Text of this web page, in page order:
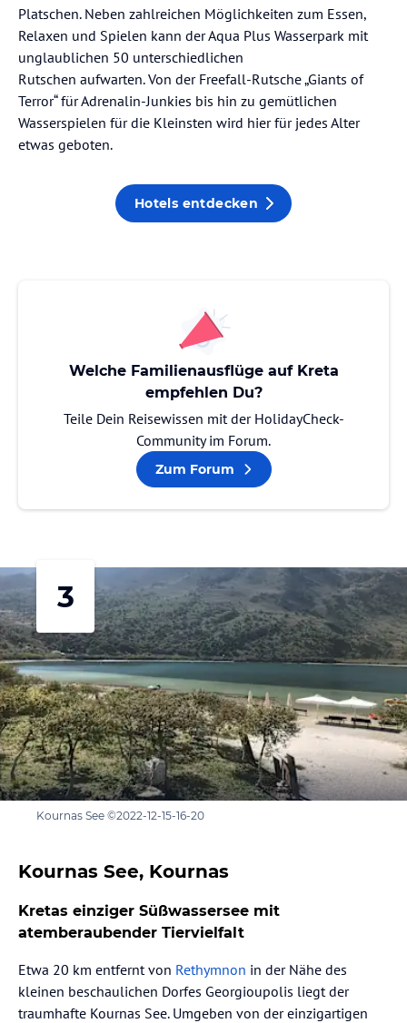
Platschen. Neben zahlreichen Möglichkeiten zum Essen,
Relaxen und Spielen kann der Aqua Plus Wasserpark mit
unglaublichen 50 unterschiedlichen
Rutschen aufwarten. Von der Freefall-Rutsche „Giants of
Terror“ für Adrenalin-Junkies bis hin zu gemütlichen
Wasserspielen für die Kleinsten wird hier für jedes Alter
etwas geboten.
Hotels entdecken
Welche Familienausflüge auf Kreta
empfehlen Du?
Teile Dein Reisewissen mit der HolidayCheck-
Community im Forum.
Zum Forum
3
Kournas See ©2022-12-15-16-20
Kournas See, Kournas
Kretas einziger Süßwassersee mit
atemberaubender Tiervielfalt
Etwa 20 km entfernt von Rethymnon in der Nähe des
kleinen beschaulichen Dorfes Georgioupolis liegt der
traumhafte Kournas See. Umgeben von der einzigartigen